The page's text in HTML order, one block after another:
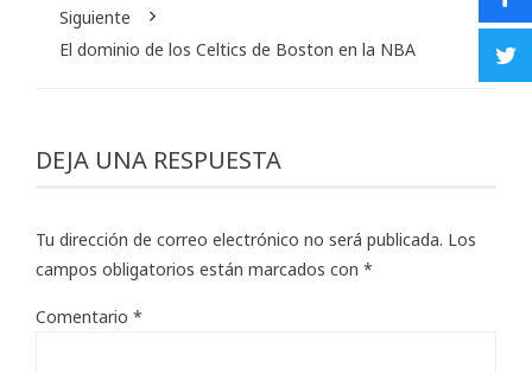
Siguiente
El dominio de los Celtics de Boston en la NBA
DEJA UNA RESPUESTA
Tu dirección de correo electrónico no será publicada. Los
campos obligatorios están marcados con *
Comentario *